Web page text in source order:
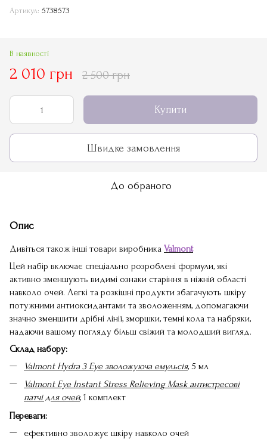
Артикул: 5738573
В наявності
2 010 грн 2 500 грн
Купити
Швидке замовлення
До обраного
Опис
Дивіться також інші товари виробника Valmont
Цей набір включає спеціально розроблені формули, які
активно зменшують видимі ознаки старіння в ніжній області
навколо очей. Легкі та розкішні продукти збагачують шкіру
потужними антиоксидантами та зволоженням, допомагаючи
значно зменшити дрібні лінії, зморшки, темні кола та набряки,
надаючи вашому погляду більш свіжий та молодший вигляд.
Склад набору:
Valmont Hydra 3 Eye зволожуюча емульсія, 5 мл
Valmont Eye Instant Stress Relieving Mask антистресові
патчі для очей, 1 комплект
Переваги:
ефективно зволожує шкіру навколо очей